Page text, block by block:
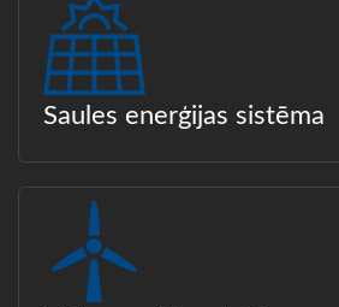
Saules enerģijas sistēma